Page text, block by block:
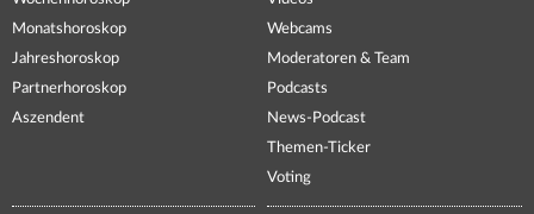
Monatshoroskop
Jahreshoroskop
Partnerhoroskop
Aszendent
Webcams
Moderatoren & Team
Podcasts
News-Podcast
Themen-Ticker
Voting